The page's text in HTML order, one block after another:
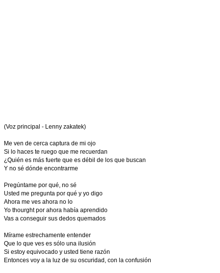
(Voz principal - Lenny zakatek)
Me ven de cerca captura de mi ojo
Si lo haces te ruego que me recuerdan
¿Quién es más fuerte que es débil de los que buscan
Y no sé dónde encontrarme
Pregúntame por qué, no sé
Usted me pregunta por qué y yo digo
Ahora me ves ahora no lo
Yo thourght por ahora había aprendido
Vas a conseguir sus dedos quemados
Mírame estrechamente entender
Que lo que ves es sólo una ilusión
Si estoy equivocado y usted tiene razón
Entonces voy a la luz de su oscuridad, con la confusión